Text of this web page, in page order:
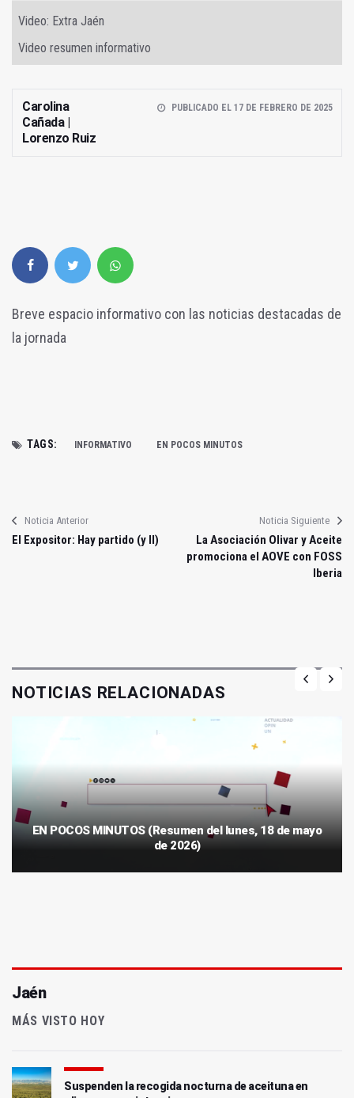
Video: Extra Jaén
Video resumen informativo
Carolina
Cañada |
Lorenzo Ruiz
PUBLICADO EL 17 DE FEBRERO DE 2025
Breve espacio informativo con las noticias destacadas de
la jornada
TAGS: INFORMATIVO EN POCOS MINUTOS
Noticia Anterior
El Expositor: Hay partido (y II)
Noticia Siguiente
La Asociación Olivar y Aceite
promociona el AOVE con FOSS
Iberia
NOTICIAS RELACIONADAS
EN POCOS MINUTOS (Resumen del lunes, 18 de mayo
de 2026)
Jaén
MÁS VISTO HOY
Suspenden la recogida nocturna de aceituna en